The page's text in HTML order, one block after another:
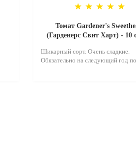
Томат Gardener's
(Гарденерс Свит Харт) - 10
Шикарный сорт. Очень сладкие.
Обязательно на следующий год